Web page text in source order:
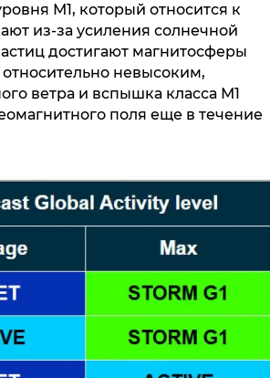
М1, который относится к
из-за усиления солнечной
достигают магнитосферы
невысоким,
ветра и вспышка класса М1
поля еще в течение